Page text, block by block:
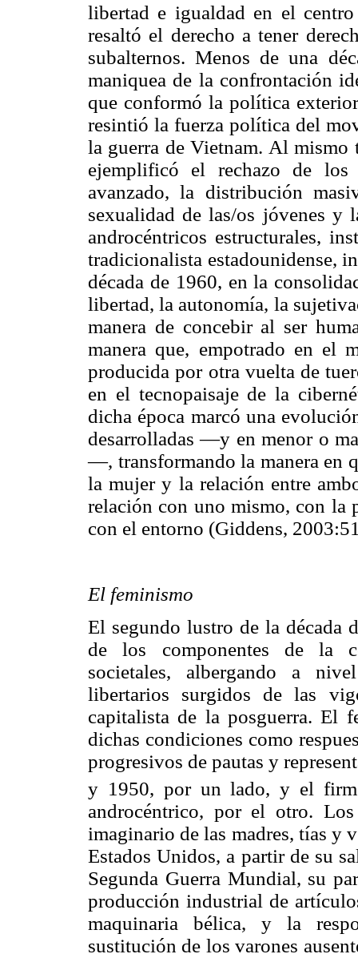
libertad e igualdad en el
resaltó el derecho a tener
subalternos. Menos de una
maniquea de la confrontación
que conformó la política
resintió la fuerza política del
la guerra de Vietnam. Al
ejemplificó el rechazo de los
avanzado, la distribución
sexualidad de las/os jóvenes y
androcéntricos estructurales,
tradicionalista estadounidense,
década de 1960, en la
libertad, la autonomía, la
manera de concebir al ser
manera que, empotrado en el
producida por otra vuelta de
en el tecnopaisaje de la
dicha época marcó una
desarrolladas —y en menor o
—, transformando la manera en
la mujer y la relación entre
relación con uno mismo, con la
con el entorno (Giddens,
El feminismo
El segundo lustro de la década
de los componentes de la
societales, albergando a
libertarios surgidos de las
capitalista de la posguerra. El
dichas condiciones como
progresivos de pautas y
y 1950, por un lado, y el
androcéntrico, por el otro.
imaginario de las madres, tías y
Estados Unidos, a partir de su
Segunda Guerra Mundial, su
producción industrial de
maquinaria bélica, y la
sustitución de los varones